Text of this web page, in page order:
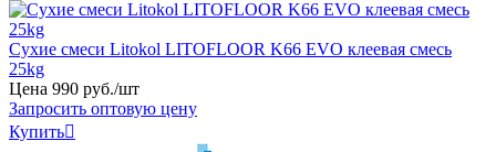
Сухие смеси Litokol LITOFLOOR K66 EVO клеевая смесь
25kg
Цена 990 руб./шт
Запросить оптовую цену
Купить